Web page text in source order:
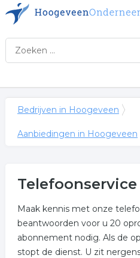
Bedrijven in Hoogeveen
Aanbiedingen in Hoogeveen
Telefoonservice
Maak kennis met onze
beantwoorden voor u 20
abonnement nodig. Als de
stopt de dienst. U zit